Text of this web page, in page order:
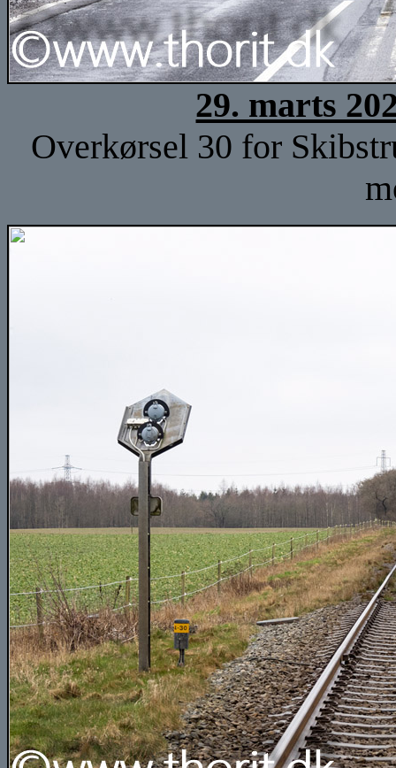
29. marts
Overkørsel 30 for